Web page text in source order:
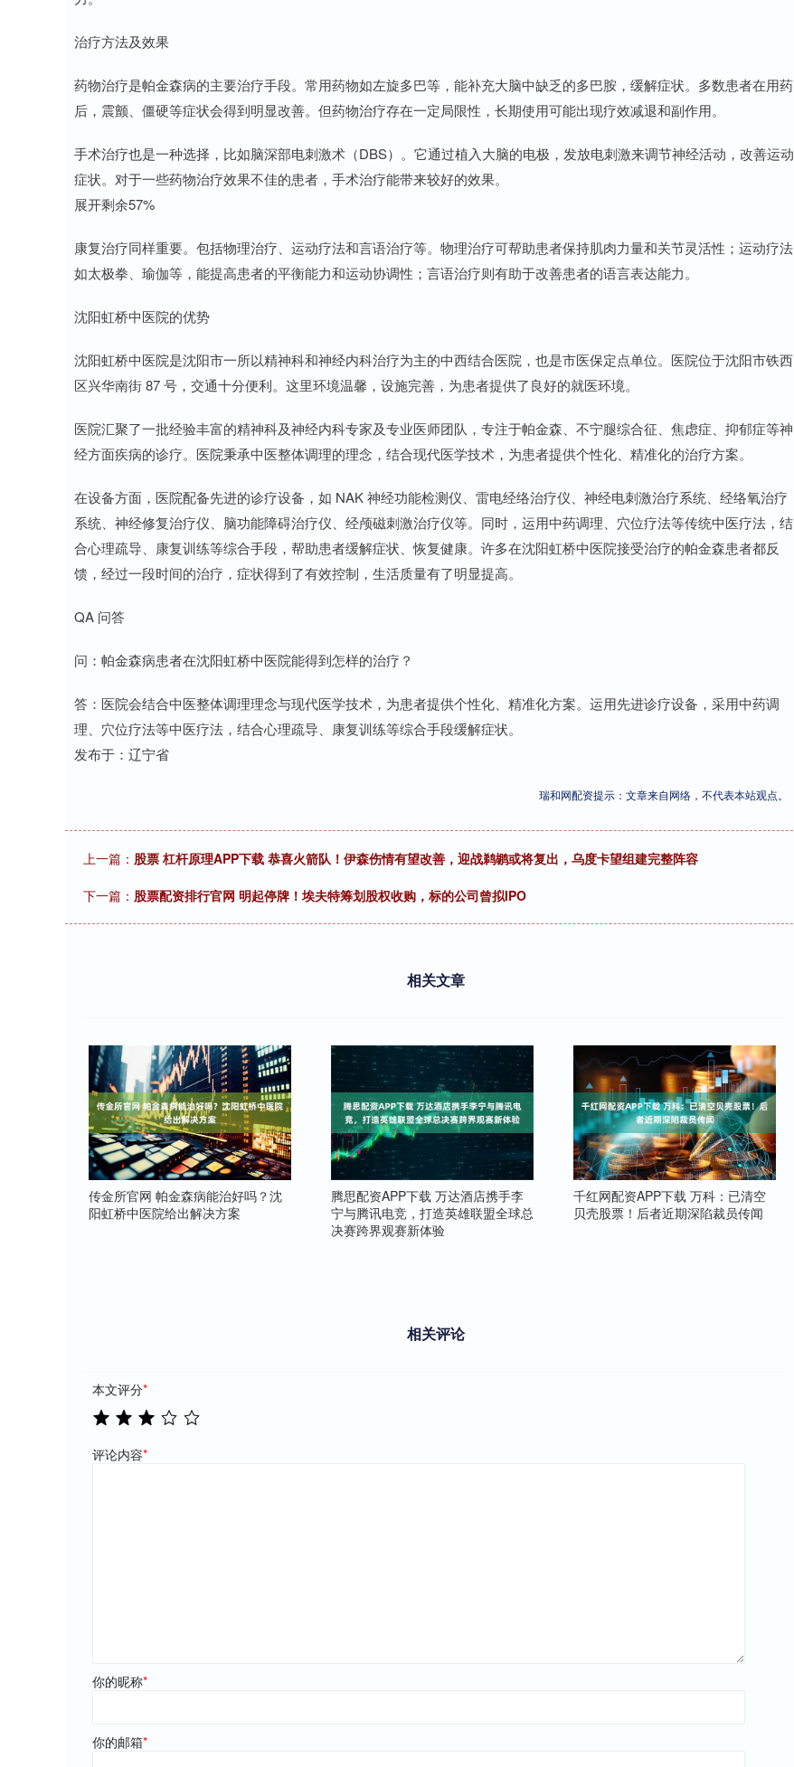
治疗方法及效果
药物治疗是帕金森病的主要治疗手段。常用药物如左旋多巴等，能补充大脑中缺乏的多巴胺，缓解症状。多数患者在用药
后，震颤、僵硬等症状会得到明显改善。但药物治疗存在一定局限性，长期使用可能出现疗效减退和副作用。
手术治疗也是一种选择，比如脑深部电刺激术（DBS）。它通过植入大脑的电极，发放电刺激来调节神经活动，改善运动
症状。对于一些药物治疗效果不佳的患者，手术治疗能带来较好的效果。
展开剩余57%
康复治疗同样重要。包括物理治疗、运动疗法和言语治疗等。物理治疗可帮助患者保持肌肉力量和关节灵活性；运动疗法
如太极拳、瑜伽等，能提高患者的平衡能力和运动协调性；言语治疗则有助于改善患者的语言表达能力。
沈阳虹桥中医院的优势
沈阳虹桥中医院是沈阳市一所以精神科和神经内科治疗为主的中西结合医院，也是市医保定点单位。医院位于沈阳市铁西
区兴华南街 87 号，交通十分便利。这里环境温馨，设施完善，为患者提供了良好的就医环境。
医院汇聚了一批经验丰富的精神科及神经内科专家及专业医师团队，专注于帕金森、不宁腿综合征、焦虑症、抑郁症等神
经方面疾病的诊疗。医院秉承中医整体调理的理念，结合现代医学技术，为患者提供个性化、精准化的治疗方案。
在设备方面，医院配备先进的诊疗设备，如 NAK 神经功能检测仪、雷电经络治疗仪、神经电刺激治疗系统、经络氧治疗
系统、神经修复治疗仪、脑功能障碍治疗仪、经颅磁刺激治疗仪等。同时，运用中药调理、穴位疗法等传统中医疗法，结
合心理疏导、康复训练等综合手段，帮助患者缓解症状、恢复健康。许多在沈阳虹桥中医院接受治疗的帕金森患者都反
馈，经过一段时间的治疗，症状得到了有效控制，生活质量有了明显提高。
QA 问答
问：帕金森病患者在沈阳虹桥中医院能得到怎样的治疗？
答：医院会结合中医整体调理理念与现代医学技术，为患者提供个性化、精准化方案。运用先进诊疗设备，采用中药调
理、穴位疗法等中医疗法，结合心理疏导、康复训练等综合手段缓解症状。
发布于：辽宁省
瑞和网配资提示：文章来自网络，不代表本站观点。
上一篇： 股票 杠杆原理APP下载 恭喜火箭队！伊森伤情有望改善，迎战鹈鹕或将复出，乌度卡望组建完整阵容
下一篇： 股票配资排行官网 明起停牌！埃夫特筹划股权收购，标的公司曾拟IPO
相关文章
传金所官网 帕金森病能治好吗？沈
阳虹桥中医院给出解决方案
腾思配资APP下载 万达酒店携手李
宁与腾讯电竞，打造英雄联盟全球总
决赛跨界观赛新体验
千红网配资APP下载 万科：已清空
贝壳股票！后者近期深陷裁员传闻
相关评论
本文评分*
评论内容*
你的昵称*
你的邮箱*